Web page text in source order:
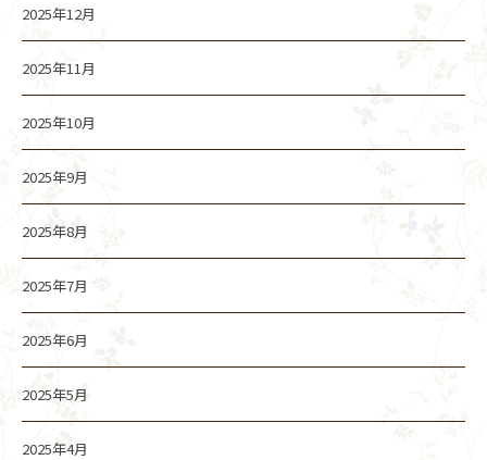
2025年12月
2025年11月
2025年10月
2025年9月
2025年8月
2025年7月
2025年6月
2025年5月
2025年4月